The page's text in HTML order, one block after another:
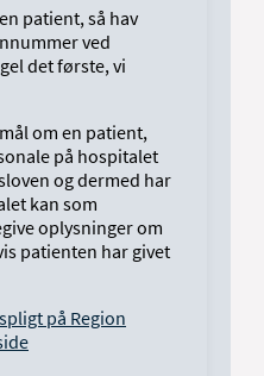
patient, så hav
ved
det første, vi
om en patient,
på hospitalet
og dermed har
kan som
oplysninger om
patienten har givet
på Region